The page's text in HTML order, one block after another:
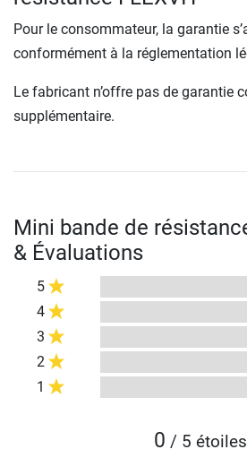
Pour le consommateur, la garantie
conformément à la réglementation
Le fabricant n’offre pas de garantie
supplémentaire.
Mini bande de
& Évaluations
5
4
3
2
1
0 / 5 étoiles